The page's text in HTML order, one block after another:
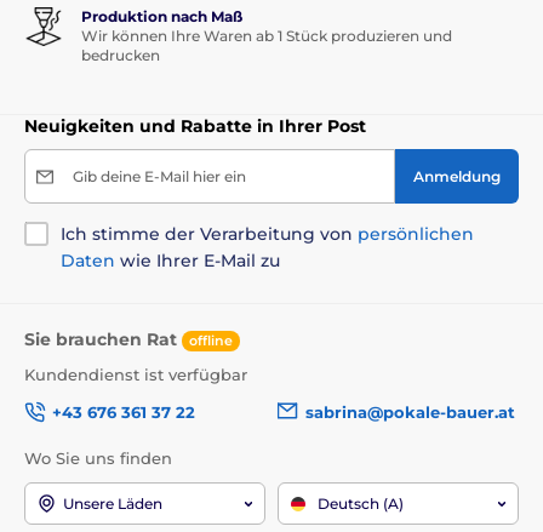
Produktion nach Maß
Wir können Ihre Waren ab 1 Stück produzieren und
bedrucken
Neuigkeiten und Rabatte in Ihrer Post
Gib deine E-Mail hier ein Anmeldung
Ich stimme der Verarbeitung von persönlichen
Daten wie Ihrer E-Mail zu
Sie brauchen Rat offline
Kundendienst ist verfügbar
+43 676 361 37 22
sabrina@pokale-bauer.at
Wo Sie uns finden
Unsere Läden Deutsch (A)